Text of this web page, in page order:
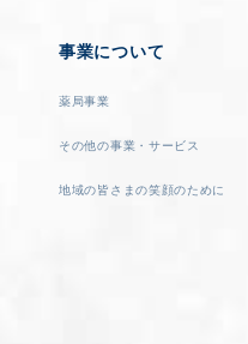
事業について
薬局事業
その他の事業・サービス
地域の皆さまの笑顔のために